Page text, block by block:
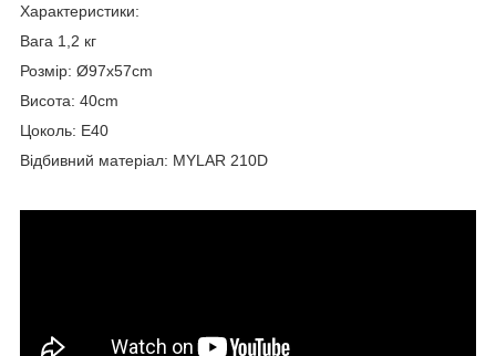
Характеристики:
Вага 1,2 кг
Розмір: Ø97х57cm
Висота: 40cm
Цоколь: Е40
Відбивний матеріал: MYLAR 210D